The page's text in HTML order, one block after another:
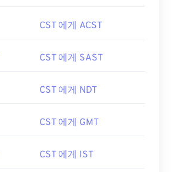
CST 에게 ACST
CST 에게 SAST
CST 에게 NDT
CST 에게 GMT
CST 에게 IST